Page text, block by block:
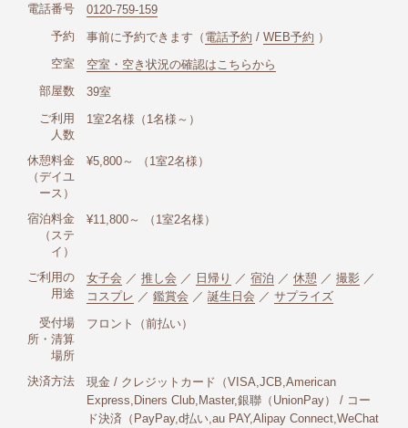
電話番号
0120-759-159
予約
事前に予約できます（ 電話予約 / WEB予約 ）
空室
空室・空き状況の確認はこちらから
部屋数
39室
ご利用
人数
1室2名様（1名様～）
休憩料金
（デイユ
ース）
¥5,800～ （1室2名様）
宿泊料金
（ステ
イ）
¥11,800～ （1室2名様）
ご利用の
用途
女子会 ／ 推し会 ／ 日帰り ／ 宿泊 ／ 休憩 ／ 撮影 ／
コスプレ ／ 鑑賞会 ／ 誕生日会 ／ サプライズ
受付場
所・清算
場所
フロント（前払い）
決済方法
現金 / クレジットカード（VISA,JCB,American
Express,Diners Club,Master,銀聯（UnionPay） / コー
ド決済（PayPay,d払い,au PAY,Alipay Connect,WeChat